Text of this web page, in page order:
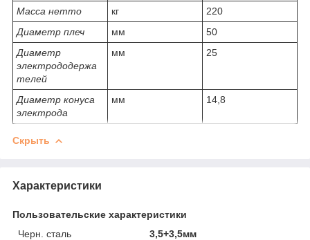
Масса нетто
кг
220
Диаметр плеч
мм
50
Диаметр
электрододержа
телей
мм 25
Диаметр конуса
электрода
мм 14,8
Скрыть
Характеристики
Пользовательские характеристики
Черн. сталь
3,5+3,5мм